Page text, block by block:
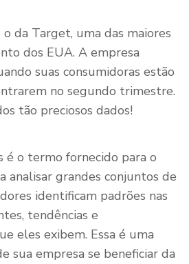
da Target, uma das maiores
dos EUA. A empresa
suas consumidoras estão
no segundo trimestre.
tão preciosos dados!
é o termo fornecido para o
analisar grandes conjuntos de
identificam padrões nas
tendências e
eles exibem. Essa é uma
sua empresa se beneficiar da